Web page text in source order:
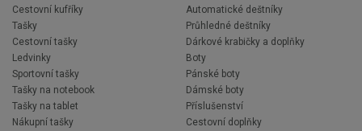
Cestovní kufříky
Tašky
Cestovní tašky
Ledvinky
Sportovní tašky
Tašky na notebook
Tašky na tablet
Nákupní tašky
Automatické deštníky
Průhledné deštníky
Dárkové krabičky a doplňky
Boty
Pánské boty
Dámské boty
Příslušenství
Cestovní doplňky